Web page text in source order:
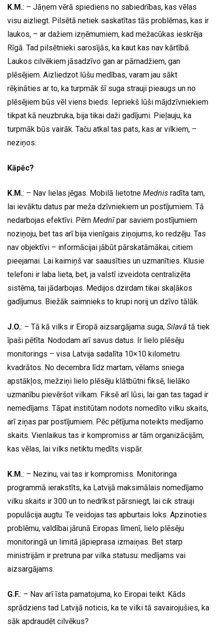
K.M.: – Jāņem vērā spiediens no sabiedrības, kas vēlas
visu aizliegt. Pilsētā netiek saskatītas tās problēmas, kas ir
laukos, – ar dažiem izņēmumiem, kad mežacūkas ieskrēja
Rīgā. Tad pilsētnieki sarosījās, ka kaut kas nav kārtībā.
Laukos cilvēkiem jāsadzīvo gan ar pārnadžiem, gan
plēsējiem. Aizliedzot lūšu medības, varam jau sākt
rēķināties ar to, ka turpmāk šī suga strauji pieaugs un no
plēsējiem būs vēl viens bieds. Iepriekš lūši mājdzīvniekiem
tikpat kā neuzbruka, bija tikai daži gadījumi. Pieļauju, ka
turpmāk būs vairāk. Taču atkal tas pats, kas ar vilkiem, –
neziņos.
Kāpēc?
K.M.: – Nav lielas jēgas. Mobilā lietotne Mednis radīta tam,
lai ievāktu datus par meža dzīvniekiem un postījumiem. Tā
nedarbojas efektīvi. Pērn Mednīpar saviem postījumiem
noziņoju, bet tas arī bija vienīgais ziņojums, ko redzēju. Tas
nav objektīvi – informācijai jābūt pārskatāmākai, citiem
pieejamai. Lai kaimiņš var saausīties un uzmanīties. Klusie
telefoni ir laba lieta, bet, ja valstī izveidota centralizēta
sistēma, tai jādarbojas. Medijos dzirdam tikai skaļākos
gadījumus. Biežāk saimnieks to krupi norij un dzīvo tālāk.
J.O.: – Tā kā vilks ir Eiropā aizsargājama suga, Silavā tā tiek
īpaši pētīta. Nododam arī savus datus. Ir lielo plēsēju
monitorings – visa Latvija sadalīta 10×10 kilometru
kvadrātos. No decembra līdz martam, vēlams sniega
apstākļos, mežziņi lielo plēsēju klātbūtni fiksē, lielāko
uzmanību pievēršot vilkam. Fiksē arī lūsi, lai gan tas tagad ir
nemedījams. Tāpat institūtam nodots nomedīto vilku skaits,
arī ziņas par postījumiem. Pēc pētījuma noteikts medījamo
skaits. Vienlaikus tas ir kompromiss ar tām organizācijām,
kas vēlas, lai vilks netiktu medīts vispār.
K.M.: – Nezinu, vai tas ir kompromiss. Monitoringa
programmā ierakstīts, ka Latvijā maksimālais nomedījamo
vilku skaits ir 300 un to nedrīkst pārsniegt, lai cik strauji
populācija augtu. Te veidojas tas apburtais loks. Apzinoties
problēmu, valdībai jārunā Eiropas līmenī, lielo plēsēju
monitoringā un limitā jāpieprasa izmaiņas. Bet starp
ministrijām ir pretruna par vilka statusu: medījams vai
aizsargājams.
G.F.: – Nav arī īsta pamatojuma, ko Eiropai teikt. Kāds
sprādziens tad Latvijā noticis, ka te vilki tā savairojušies, ka
sāk apdraudēt cilvēkus?